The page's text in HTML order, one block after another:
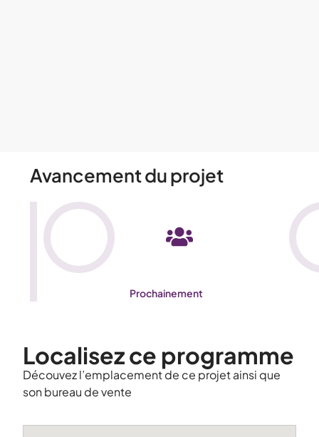
Avancement du projet​
Prochainement
Localisez ce programme
Découvez l’emplacement de ce projet ainsi que
son bureau de vente